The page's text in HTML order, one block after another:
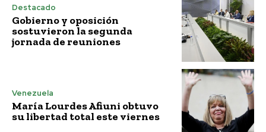
Destacado
Gobierno y oposición
sostuvieron la segunda
jornada de reuniones
Venezuela
María Lourdes Afiuni obtuvo
su libertad total este viernes